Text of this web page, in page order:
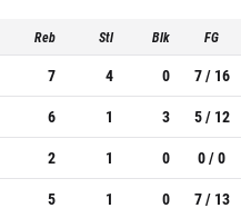
Reb Stl Blk FG
7 4 0 7 / 16
6 1 3 5 / 12
2 1 0 0 / 0
5 1 0 7 / 13